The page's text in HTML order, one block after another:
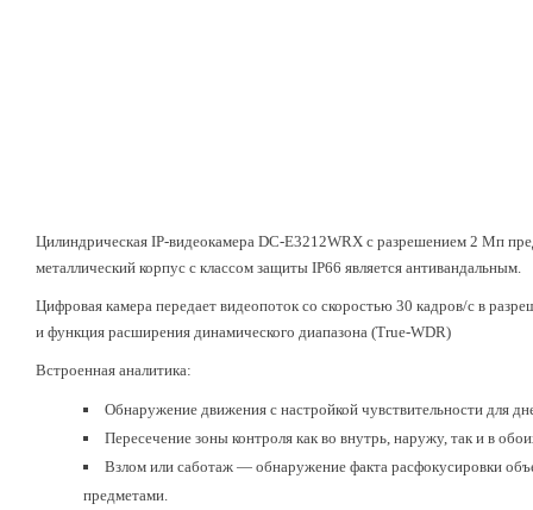
Цилиндрическая IP-видеокамера DC-E3212WRX c разрешением 2 Мп
металлический корпус с классом защиты IP66 является антивандальным.
Цифровая камера передает видеопоток со скоростью 30 кадров/с в
и функция расширения динамического диапазона (True-WDR)
Встроенная аналитика:
Обнаружение движения с настройкой чувствительности для
Пересечение зоны контроля как во внутрь, наружу, так и в
Взлом или саботаж — обнаружение факта расфокусировки
предметами.